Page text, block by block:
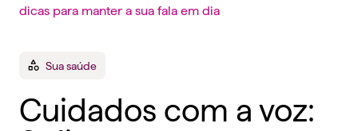
dicas para manter a sua fala em dia
Sua saúde
Cuidados com a voz: